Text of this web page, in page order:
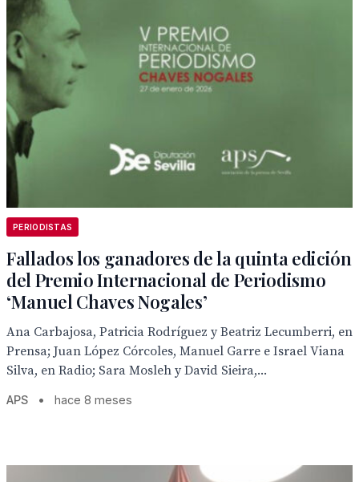
PERIODISTAS
Fallados los ganadores de la quinta edición
del Premio Internacional de Periodismo
‘Manuel Chaves Nogales’
Ana Carbajosa, Patricia Rodríguez y Beatriz Lecumberri, en
Prensa; Juan López Córcoles, Manuel Garre e Israel Viana
Silva, en Radio; Sara Mosleh y David Sieira,...
APS • hace 8 meses